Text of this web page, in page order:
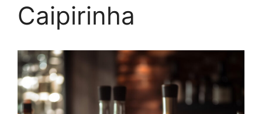
Caipirinha